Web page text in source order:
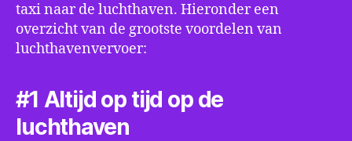
taxi naar de luchthaven. Hieronder een
overzicht van de grootste voordelen van
luchthavenvervoer:
#1 Altijd op tijd op de
luchthaven